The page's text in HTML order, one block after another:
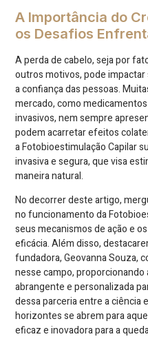
A Importância do
os Desafios
A perda de cabelo, seja por
outros motivos, pode
a confiança das pessoas.
mercado, como
invasivos, nem sempre
podem acarretar efeitos
a Fotobioestimulação Capilar
invasiva e segura, que visa
maneira natural.
No decorrer deste artigo,
no funcionamento da
seus mecanismos de ação e
eficácia. Além disso,
fundadora, Geovanna Souza,
nesse campo,
abrangente e personalizada
dessa parceria entre a ciência
horizontes se abrem para
eficaz e inovadora para a